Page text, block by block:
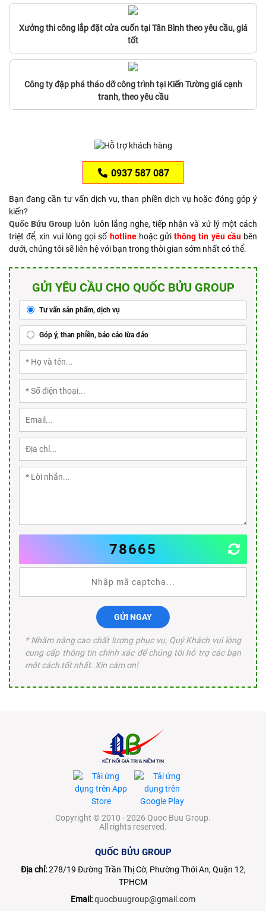
Xưởng thi công lắp đặt cửa cuốn tại Tân Bình theo yêu cầu, giá
tốt
Công ty đập phá tháo dỡ công trình tại Kiến Tường giá cạnh
tranh, theo yêu cầu
0937 587 087
Bạn đang cần tư vấn dịch vụ, than phiền dịch vụ hoặc đóng góp ý
kiến?
Quốc Bửu Group luôn luôn lắng nghe, tiếp nhận và xử lý một cách
triệt để, xin vui lòng gọi số hotlinehoặc gửithông tin yêu cầubên
dưới, chúng tôi sẽ liên hệ với bạn trong thời gian sớm nhất có thể.
GỬI YÊU CẦU CHO QUỐC BỬU GROUP
Tư vấn sản phẩm, dịch vụ
Góp ý, than phiền, báo cáo lừa đảo
78665
GỬI NGAY
* Nhằm nâng cao chất lượng phục vụ, Quý Khách vui lòng
cung cấp thông tin chính xác để chúng tôi hỗ trợ các bạn
một cách tốt nhất. Xin cám ơn!
Copyright © 2010 - 2026 Quoc Buu Group.
All rights reserved.
QUỐC BỬU GROUP
Địa chỉ:278/19 Đường Trần Thị Cờ, Phường Thới An, Quận 12,
TPHCM
Email:quocbuugroup@gmail.com